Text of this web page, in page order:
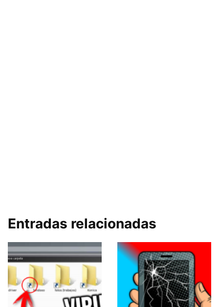
Entradas relacionadas